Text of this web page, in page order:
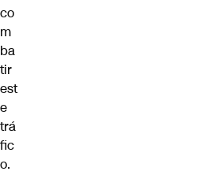
co
m
ba
tir
est
e
trá
fic
o.